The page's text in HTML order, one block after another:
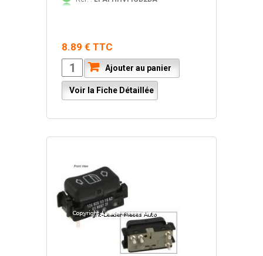
8.89 € TTC
Ajouter au panier
Voir la Fiche Détaillée